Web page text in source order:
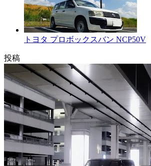
トヨタ プロボックスバン NCP50V
投稿